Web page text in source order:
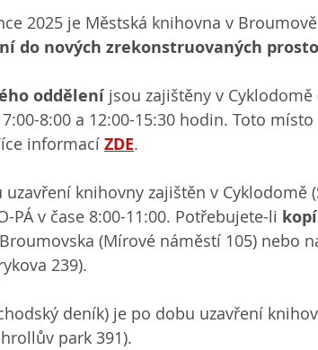
2025 je Městská knihovna v
do nových zrekonstruovaných
oddělení jsou zajištěny v Cyklodomě
8:00 a 12:00-15:30 hodin. Toto
informací ZDE.
uzavření knihovny zajištěn v Cyklodomě
PÁ v čase 8:00-11:00. Potřebujete-li
(Mírové náměstí 105) nebo
239).
deník) je po dobu uzavření
park 391).